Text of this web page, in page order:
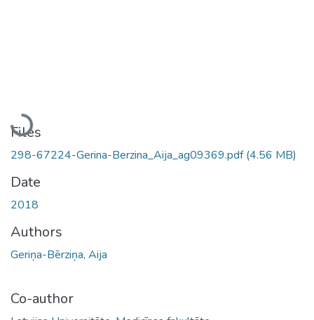
Loading...
Files
298-67224-Gerina-Berzina_Aija_ag09369.pdf(4.56 MB)
Date
2018
Authors
Geriņa-Bērziņa, Aija
Co-author